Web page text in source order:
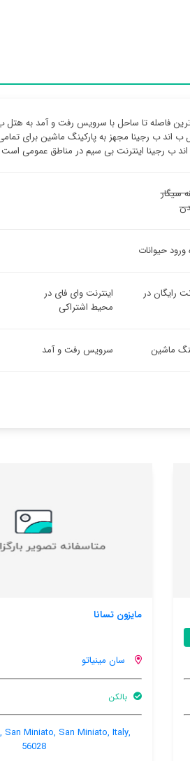
فاصله تا ساحل با سرویس رفت و آمد به
ب اند ب رجینا مجهز به پارکینگ ماشین برای
ب رجینا اینترنت بی سیم در مناطق عمومی است
سیگار
ورود حیوانات
رایگان در
اینترنت وای فای در
محیط اشتراکی
ماشین سرویس رفت و آمد
Via San Donato, San
Italy,